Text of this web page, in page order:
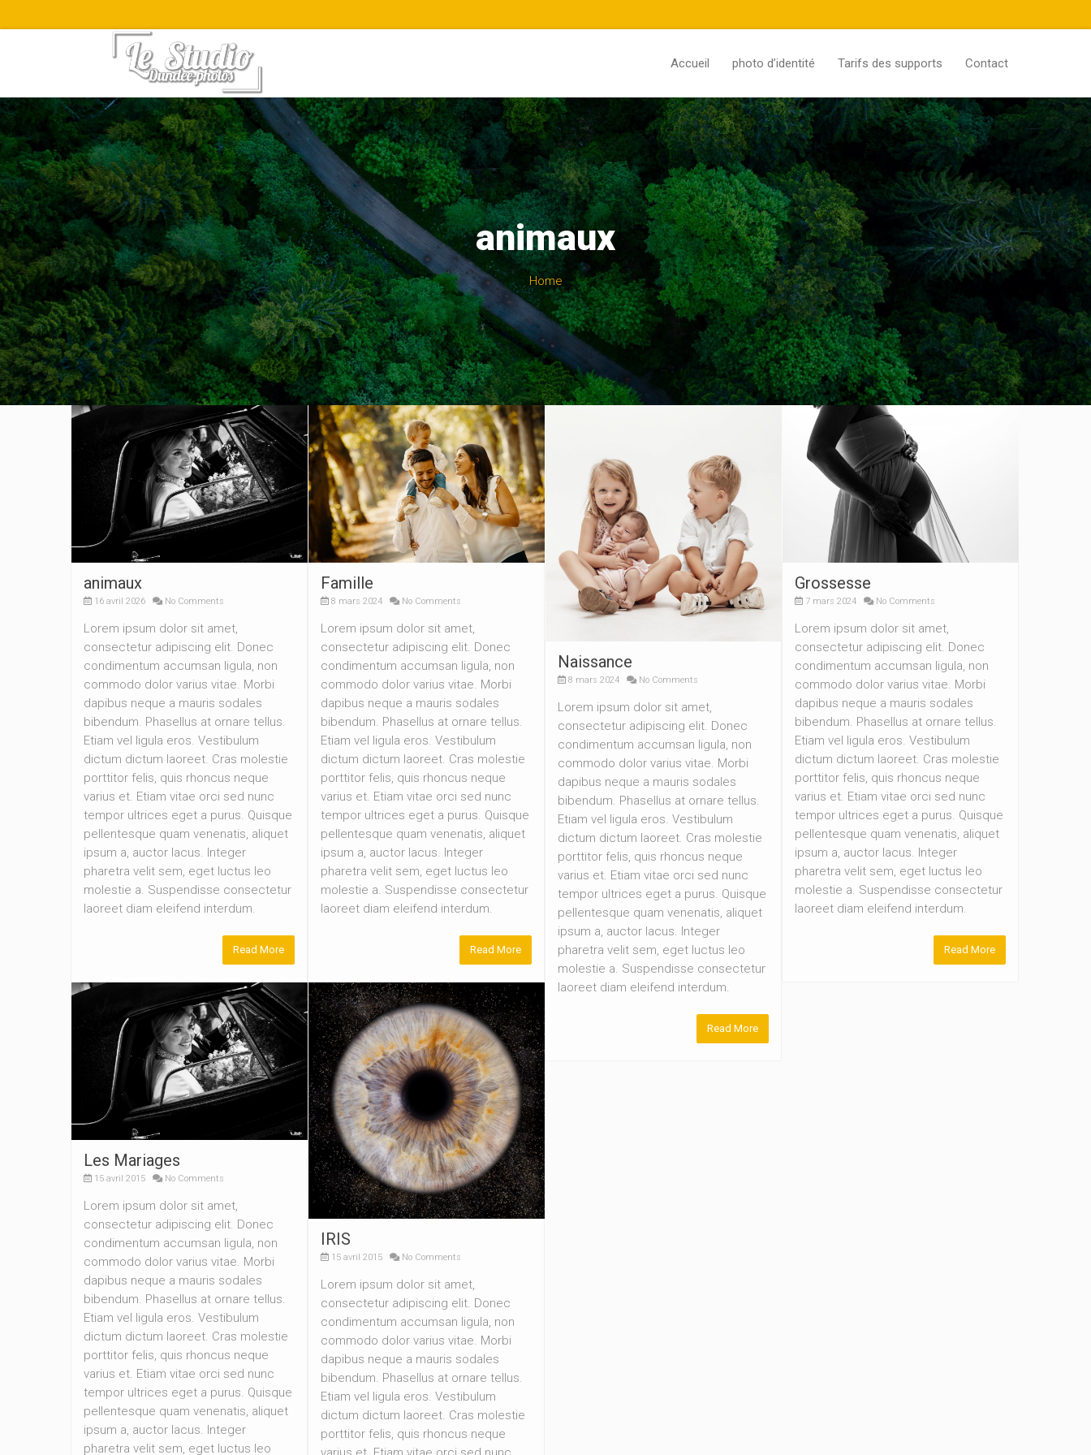
Accueil photo d’identité Tarifs des supports Contact
animaux
Home
animaux
16 avril 2026 No Comments
Lorem ipsum dolor sit amet,
consectetur adipiscing elit. Donec
condimentum accumsan ligula, non
commodo dolor varius vitae. Morbi
dapibus neque a mauris sodales
bibendum. Phasellus at ornare tellus.
Etiam vel ligula eros. Vestibulum
dictum dictum laoreet. Cras molestie
porttitor felis, quis rhoncus neque
varius et. Etiam vitae orci sed nunc
tempor ultrices eget a purus. Quisque
pellentesque quam venenatis, aliquet
ipsum a, auctor lacus. Integer
pharetra velit sem, eget luctus leo
molestie a. Suspendisse consectetur
laoreet diam eleifend interdum.
Read More
Famille
8 mars 2024 No Comments
Lorem ipsum dolor sit amet,
consectetur adipiscing elit. Donec
condimentum accumsan ligula, non
commodo dolor varius vitae. Morbi
dapibus neque a mauris sodales
bibendum. Phasellus at ornare tellus.
Etiam vel ligula eros. Vestibulum
dictum dictum laoreet. Cras molestie
porttitor felis, quis rhoncus neque
varius et. Etiam vitae orci sed nunc
tempor ultrices eget a purus. Quisque
pellentesque quam venenatis, aliquet
ipsum a, auctor lacus. Integer
pharetra velit sem, eget luctus leo
molestie a. Suspendisse consectetur
laoreet diam eleifend interdum.
Read More
Naissance
8 mars 2024 No Comments
Lorem ipsum dolor sit amet,
consectetur adipiscing elit. Donec
condimentum accumsan ligula, non
commodo dolor varius vitae. Morbi
dapibus neque a mauris sodales
bibendum. Phasellus at ornare tellus.
Etiam vel ligula eros. Vestibulum
dictum dictum laoreet. Cras molestie
porttitor felis, quis rhoncus neque
varius et. Etiam vitae orci sed nunc
tempor ultrices eget a purus. Quisque
pellentesque quam venenatis, aliquet
ipsum a, auctor lacus. Integer
pharetra velit sem, eget luctus leo
molestie a. Suspendisse consectetur
laoreet diam eleifend interdum.
Read More
Grossesse
7 mars 2024 No Comments
Lorem ipsum dolor sit amet,
consectetur adipiscing elit. Donec
condimentum accumsan ligula, non
commodo dolor varius vitae. Morbi
dapibus neque a mauris sodales
bibendum. Phasellus at ornare tellus.
Etiam vel ligula eros. Vestibulum
dictum dictum laoreet. Cras molestie
porttitor felis, quis rhoncus neque
varius et. Etiam vitae orci sed nunc
tempor ultrices eget a purus. Quisque
pellentesque quam venenatis, aliquet
ipsum a, auctor lacus. Integer
pharetra velit sem, eget luctus leo
molestie a. Suspendisse consectetur
laoreet diam eleifend interdum.
Read More
Les Mariages
15 avril 2015 No Comments
Lorem ipsum dolor sit amet,
consectetur adipiscing elit. Donec
condimentum accumsan ligula, non
commodo dolor varius vitae. Morbi
dapibus neque a mauris sodales
bibendum. Phasellus at ornare tellus.
Etiam vel ligula eros. Vestibulum
dictum dictum laoreet. Cras molestie
porttitor felis, quis rhoncus neque
varius et. Etiam vitae orci sed nunc
tempor ultrices eget a purus. Quisque
pellentesque quam venenatis, aliquet
ipsum a, auctor lacus. Integer
pharetra velit sem, eget luctus leo
IRIS
15 avril 2015 No Comments
Lorem ipsum dolor sit amet,
consectetur adipiscing elit. Donec
condimentum accumsan ligula, non
commodo dolor varius vitae. Morbi
dapibus neque a mauris sodales
bibendum. Phasellus at ornare tellus.
Etiam vel ligula eros. Vestibulum
dictum dictum laoreet. Cras molestie
porttitor felis, quis rhoncus neque